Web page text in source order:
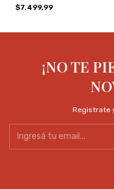
$7.499,99
¡NO TE
Registrate